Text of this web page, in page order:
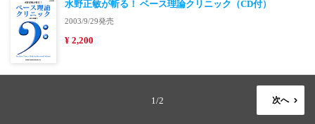
水野正敏が斬る！ ベース理論クリニック（CD付）
2003/9/29発売
¥ 2,200
1/2 次へ